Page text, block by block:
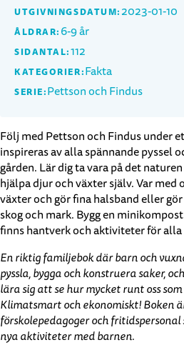
UTGIVNINGSDATUM: 2023-01-10
ÅLDRAR: 6-9 år
SIDANTAL:112
KATEGORIER:Fakta
SERIE:Pettson och Findus
Följ med Pettson och Findus under
inspireras av alla spännande pyssel
gården. Lär dig ta vara på det
hjälpa djur och växter själv. Var
växter och gör fina halsband eller
skog och mark. Bygg en
finns hantverk och aktiviteter för
En riktig familjebok där barn och
pyssla, bygga och konstruera saker,
lära sig att se hur mycket runt oss
Klimatsmart och ekonomiskt! Boken
förskolepedagoger och
nya aktiviteter med barnen.